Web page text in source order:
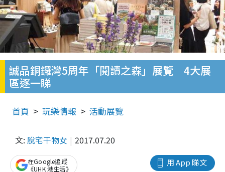
誠品銅鑼灣5周年「閱讀之森」展覽 4大展
區逐一睇
首頁 玩樂情報 活動展覽
文: 脫宅干物女 2017.07.20
用 App 睇文
在Google追蹤
《UHK 港生活》